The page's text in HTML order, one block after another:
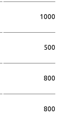
1000
500
800
800